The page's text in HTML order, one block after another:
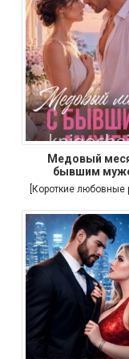
Медовый
бывшим
[Короткие любовные